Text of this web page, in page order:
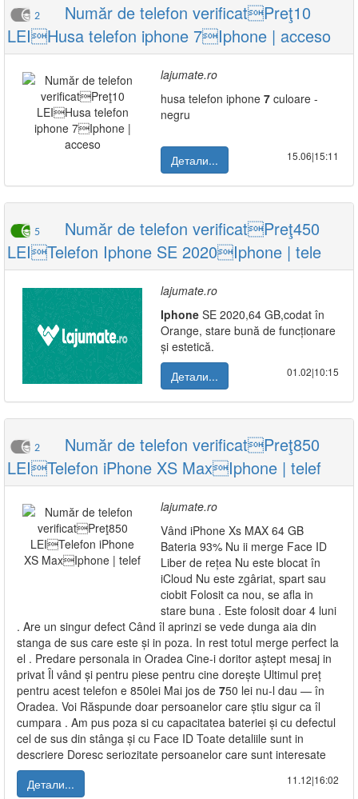
2
Număr de telefon verificatPreţ10
LEIHusa telefon iphone 7Iphone | acceso
lajumate.ro
husa telefon iphone 7 culoare -
negru
Детали... 15.06|15:11
5
Număr de telefon verificatPreţ450
LEITelefon Iphone SE 2020Iphone | tele
lajumate.ro
Iphone SE 2020,64 GB,codat în
Orange, stare bună de funcționare
și estetică.
Детали...
01.02|10:15
2
Număr de telefon verificatPreţ850
LEITelefon iPhone XS MaxIphone | telef
lajumate.ro
Vând iPhone Xs MAX 64 GB
Bateria 93% Nu ii merge Face ID
Liber de rețea Nu este blocat în
iCloud Nu este zgâriat, spart sau
ciobit Folosit ca nou, se afla in
stare buna . Este folosit doar 4 luni
. Are un singur defect Când îl aprinzi se vede dunga aia din
stanga de sus care este și in poza. In rest totul merge perfect la
el . Predare personala in Oradea Cine-i doritor aștept mesaj in
privat Îl vând și pentru piese pentru cine dorește Ultimul preț
pentru acest telefon e 850lei Mai jos de 750 lei nu-l dau — în
Oradea. Voi Răspunde doar persoanelor care știu sigur ca îl
cumpara . Am pus poza si cu capacitatea bateriei și cu defectul
cel de sus din stânga și cu Face ID Toate detaliile sunt in
descriere Doresc seriozitate persoanelor care sunt interesate
Детали...
11.12|16:02